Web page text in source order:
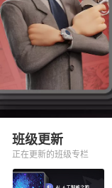
班级更新
正在更新的班级专栏